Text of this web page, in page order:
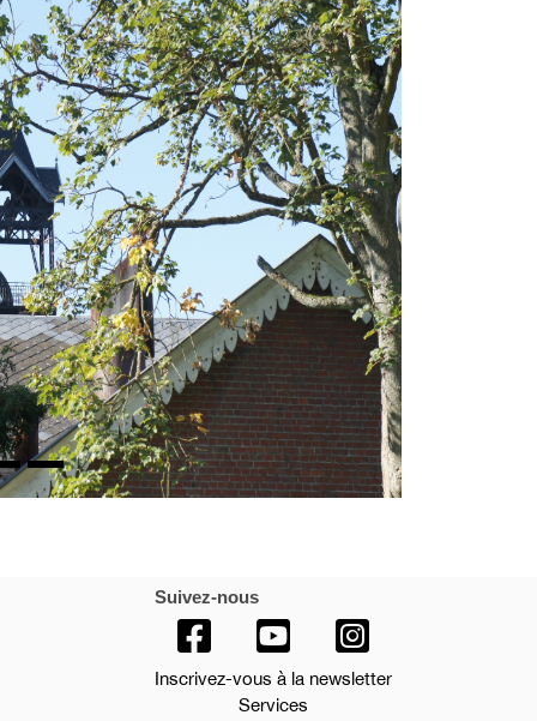
Suivez-nous
Inscrivez-vous à la newsletter
Services